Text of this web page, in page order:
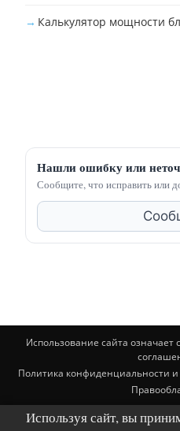
Калькулятор мощности
Нашли ошибку или
Сообщите, что исправить или
Используя сайт, вы
Использование сайта означает
Политика конфиденциальности
© BuildingClub.ru (почта для